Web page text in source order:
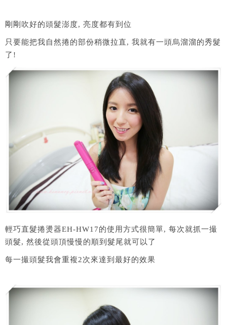
剛剛吹好的頭髮澎度, 亮度都有到位
只要能把我自然捲的部份稍微拉直, 我就有一頭烏溜溜的秀髮
了!
輕巧直髮捲燙器EH-HW17的使用方式很簡單, 每次就抓一撮
頭髮, 然後從頭頂慢慢的順到髮尾就可以了
每一撮頭髮我會重複2次來達到最好的效果